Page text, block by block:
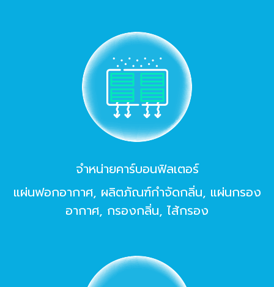
จำหน่ายคาร์บอนฟิลเตอร์
แผ่นฟอกอากาศ, ผลิตภัณฑ์กําจัดกลิ่น, แผ่นกรอง
อากาศ, กรองกลิ่น, ไส้กรอง